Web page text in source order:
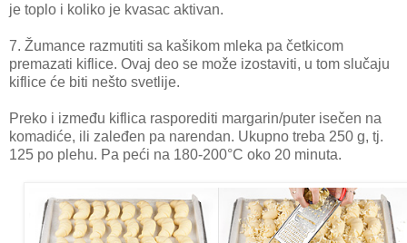
je toplo i koliko je kvasac aktivan.
7. Žumance razmutiti sa kašikom mleka pa četkicom
premazati kiflice. Ovaj deo se može izostaviti, u tom slučaju
kiflice će biti nešto svetlije.
Preko i između kiflica rasporediti margarin/puter isečen na
komadiće, ili zaleđen pa narendan. Ukupno treba 250 g, tj.
125 po plehu. Pa peći na 180-200°C oko 20 minuta.